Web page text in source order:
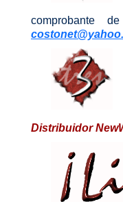
comprobante
Distribuidor